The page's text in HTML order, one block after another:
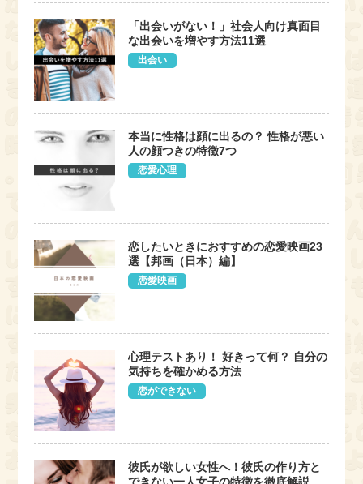
「出会いがない！」社会人向け真面目
な出会いを増やす方法11選
出会い
本当に性格は顔に出るの？ 性格が悪い
人の顔つきの特徴7つ
恋愛心理
恋したいときにおすすめの恋愛映画23
選【邦画（日本）編】
恋愛映画
心理テストあり！ 好きって何？ 自分の
気持ちを確かめる方法
恋ができない
彼氏が欲しい女性へ！彼氏の作り方と
できない一人女子の特徴を徹底解説